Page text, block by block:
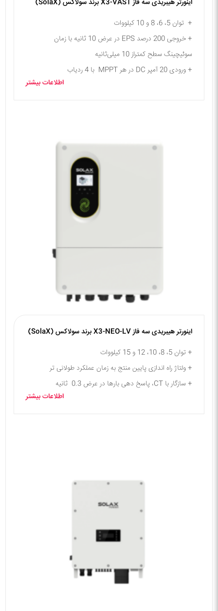
اینورتر هیبریدی سه فاز X3-VAST برند سولاکس (SolaX)
+ توان 5، 6، 8 و 10 کیلووات
+ خروجی 200 درصد EPS در عرض 10 ثانیه با زمان
سوئیچینگ سطح کمتراز 10 میلی‌ثانیه
+ ورودی 20 آمپر DC در هر MPPT با 4 ردیاب
اطلاعات بیشتر
اینورتر هیبریدی سه فاز X3-NEO-LV برند سولاکس (SolaX)
+ توان 5، 8، 10، 12 و 15 کیلووات
+ ولتاژ راه اندازی پایین منتج به زمان عملکرد طولانی تر
+ سازگار با CT، پاسخ دهی بارها در عرض 0.3 ثانیه
اطلاعات بیشتر